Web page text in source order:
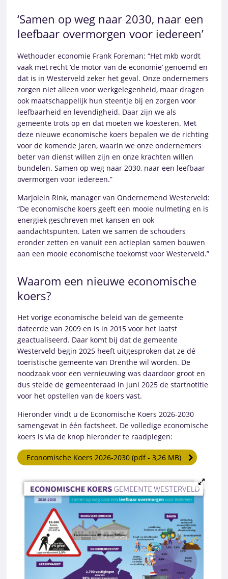
‘Samen op weg naar 2030, naar een
leefbaar overmorgen voor iedereen’
Wethouder economie Frank Foreman: “Het mkb wordt
vaak met recht ‘de motor van de economie’ genoemd en
dat is in Westerveld zeker het geval. Onze ondernemers
zorgen niet alleen voor werkgelegenheid, maar dragen
ook maatschappelijk hun steentje bij en zorgen voor
leefbaarheid en levendigheid. Daar zijn we als
gemeente trots op en dat moeten we koesteren. Met
deze nieuwe economische koers bepalen we de richting
voor de komende jaren, waarin we onze ondernemers
beter van dienst willen zijn en onze krachten willen
bundelen. Samen op weg naar 2030, naar een leefbaar
overmorgen voor iedereen.”
Marjolein Rink, manager van Ondernemend Westerveld:
“De economische koers geeft een mooie nulmeting en is
energiek geschreven met kansen en ook
aandachtspunten. Laten we samen de schouders
eronder zetten en vanuit een actieplan samen bouwen
aan een mooie economische toekomst voor Westerveld.”
Waarom een nieuwe economische
koers?
Het vorige economische beleid van de gemeente
dateerde van 2009 en is in 2015 voor het laatst
geactualiseerd. Daar komt bij dat de gemeente
Westerveld begin 2025 heeft uitgesproken dat ze dé
toeristische gemeente van Drenthe wil worden. De
noodzaak voor een vernieuwing was daardoor groot en
dus stelde de gemeenteraad in juni 2025 de startnotitie
voor het opstellen van de koers vast.
Hieronder vindt u de Economische Koers 2026-2030
samengevat in één factsheet. De volledige economische
koers is via de knop hieronder te raadplegen:
Economische Koers 2026-2030 (pdf - 3,26 MB)